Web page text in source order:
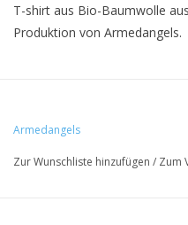
T-shirt aus Bio-Baumwolle
Produktion von Armedangels.
• Regular fit
• GOTS & PeTA zertifiziert
Armedangels
Zur Wunschliste hinzufügen / Zum